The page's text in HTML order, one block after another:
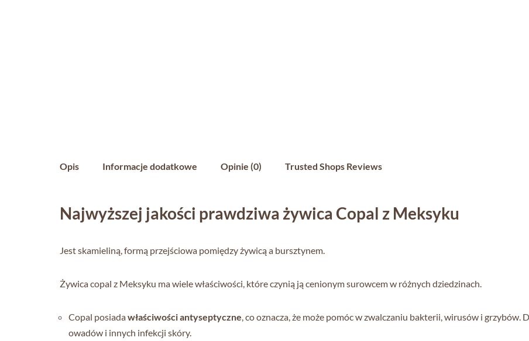
Opis Informacje dodatkowe Opinie (0) Trusted Shops Reviews
Najwyższej jakości prawdziwa żywica Copal z Meksyku
Jest skamieliną, formą przejściowa pomiędzy żywicą a bursztynem.
Żywica copal z Meksyku ma wiele właściwości, które czynią ją cenionym surowcem w różnych dziedzinach.
Copal posiadawłaściwości antyseptyczne , co oznacza, że może pomóc w zwalczaniu bakterii, wirusów i
owadów i innych infekcji skóry.